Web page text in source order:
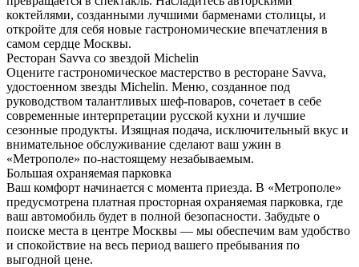
коктейлями, созданными лучшими барменами столицы, и
откройте для себя новые гастрономические впечатления в
самом сердце Москвы.
Ресторан Savva со звездой Michelin
Оцените гастрономическое мастерство в ресторане Savva,
удостоенном звезды Michelin. Меню, созданное под
руководством талантливых шеф-поваров, сочетает в себе
современные интерпретации русской кухни и лучшие
сезонные продукты. Изящная подача, исключительный вкус и
внимательное обслуживание сделают ваш ужин в
«Метрополе» по-настоящему незабываемым.
Большая охраняемая парковка
Ваш комфорт начинается с момента приезда. В «Метрополе»
предусмотрена платная просторная охраняемая парковка, где
ваш автомобиль будет в полной безопасности. Забудьте о
поиске места в центре Москвы — мы обеспечим вам удобство
и спокойствие на весь период вашего пребывания по
выгодной цене.